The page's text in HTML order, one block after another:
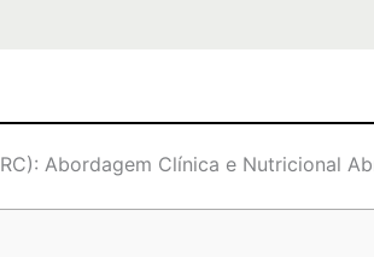
Abordagem Clínica e Nutricional